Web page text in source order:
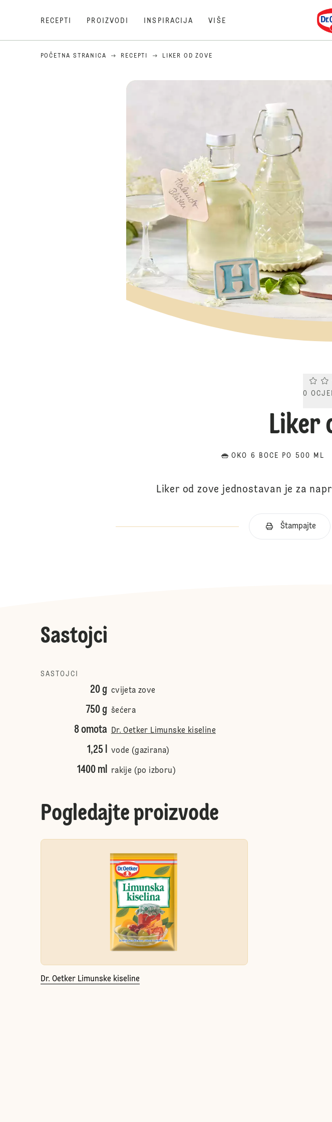
RECEPTI PROIZVODI INSPIRACIJA VIŠE
POČETNA STRANICA RECEPTI LIKER OD ZOVE
0
Liker
OKO 6 BOCE PO 500 ML
Liker od zove jednostavan je za
Štampajte
Sastojci
SASTOJCI
20 g cvijeta zove
750 g šećera
8 omota Dr. Oetker Limunske kiseline
1,25 l vode (gazirana)
1400 ml rakije (po izboru)
Pogledajte proizvode
Dr. Oetker Limunske kiseline